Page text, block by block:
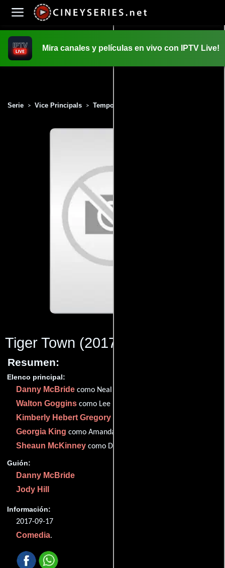
Mira canales y películas en vivo con IPTV Live!
Serie > Vice Principals > Temporada 2
Tiger Town (2017)
Resumen:
Elenco principal:
Danny McBride como Neal Gamby
Walton Goggins como Lee Russell
Kimberly Hebert Gregory
Georgia King como Amanda Snodgrass
Sheaun McKinney como Dayshawn
Guión:
Danny McBride
Jody Hill
Información:
2017-09-17
Comedia.